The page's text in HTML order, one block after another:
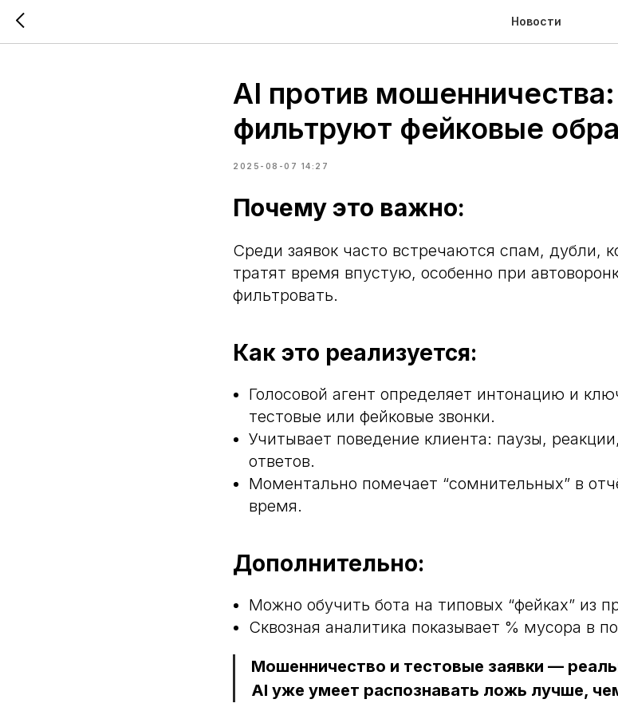
Новости
AI против
фильтруют фейковые
2025-08-07 14:27
Почему это важно:
Среди заявок часто встречаются спам, дубли,
тратят время впустую, особенно при
фильтровать.
Как это реализуется:
Голосовой агент определяет интонацию и
тестовые или фейковые звонки.
Учитывает поведение клиента: паузы,
ответов.
Моментально помечает “сомнительных” в
время.
Дополнительно:
Можно обучить бота на типовых “фейках” из
Сквозная аналитика показывает % мусора в
Мошенничество и тестовые заявки —
AI уже умеет распознавать ложь лучше,